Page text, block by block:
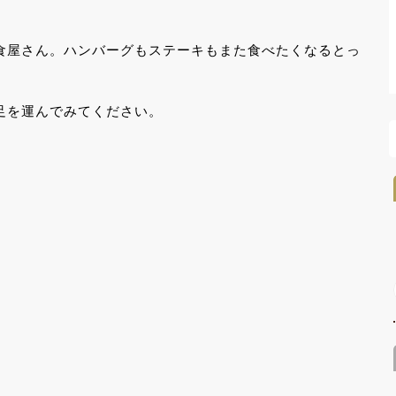
さん。ハンバーグもステーキもまた食べたくなるとっ
運んでみてください。